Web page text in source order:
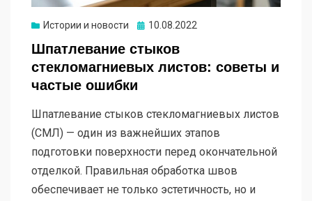
Истории и новости Опубликовано
10.08.2022
Шпатлевание стыков
стекломагниевых листов: советы и
частые ошибки
Шпатлевание стыков стекломагниевых листов
(СМЛ) — один из важнейших этапов
подготовки поверхности перед окончательной
отделкой. Правильная обработка швов
обеспечивает не только эстетичность, но и